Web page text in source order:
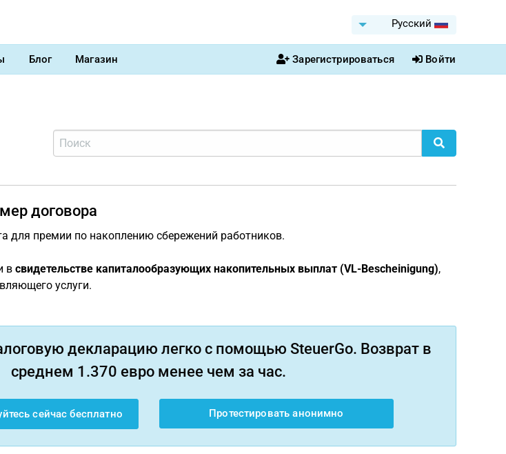
Pусский
Блог Магазин Зарегистрироваться Войти
договора
для премии по накоплению сбережений работников.
в свидетельстве капиталообразующих накопительных выплат (VL-Bescheinigung),
услуги.
декларацию легко с помощью SteuerGo. Возврат в
среднем 1.370 евро менее чем за час.
сейчас бесплатно Протестировать анонимно